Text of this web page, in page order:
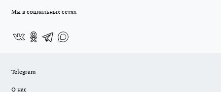
Мы в социальных сетях
Telegram
О нас